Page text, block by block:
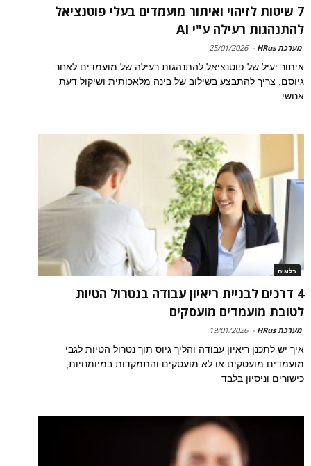
7 שיטות לזיהוי ואיתור מועמדים בעלי פוטנציאל
להתנהגות רעילה ע"י AI
מערכת HRus -
25/01/2026
איתור יעיל של פוטנציאל להתנהגות רעילה של מועמדים לאחר
גיוסם, צריך להתבצע בשילוב של בינה מלאכותית ושיקול דעת
אנושי
בלוגים
4 דרכים לבניית ריאיון עבודה בנטרול הטיות
לטובת מועמדים מועסקים
מערכת HRus -
19/01/2026
איך יש לתכנן ריאיון עבודה והליך גיוס תוך נטרול הטיות לגבי
מועמדים מועסקים או לא מועסקים והתמקדות במיומנויות,
כישורים וניסיון בלבד